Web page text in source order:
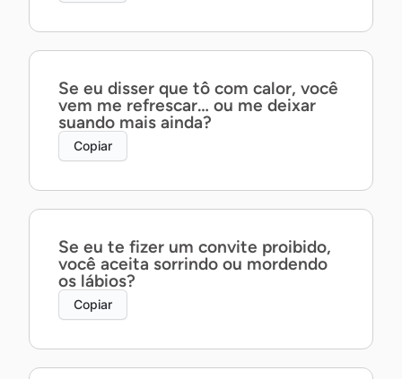
Se eu disser que tô com calor, você
vem me refrescar… ou me deixar
suando mais ainda?
Copiar
Se eu te fizer um convite proibido,
você aceita sorrindo ou mordendo
os lábios?
Copiar